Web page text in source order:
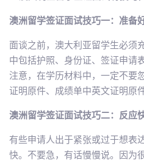
澳洲留学签证面试技巧一：准备
面谈之前，澳大利亚留学生必须
中包括护照、身份证、签证申请
注意，在学历材料中，一定不要
证明原件、成绩单中英文证明原件
澳洲留学签证面试技巧二：反应
有些申请人出于紧张或过于想表
快。不要急，有话慢慢说。因为